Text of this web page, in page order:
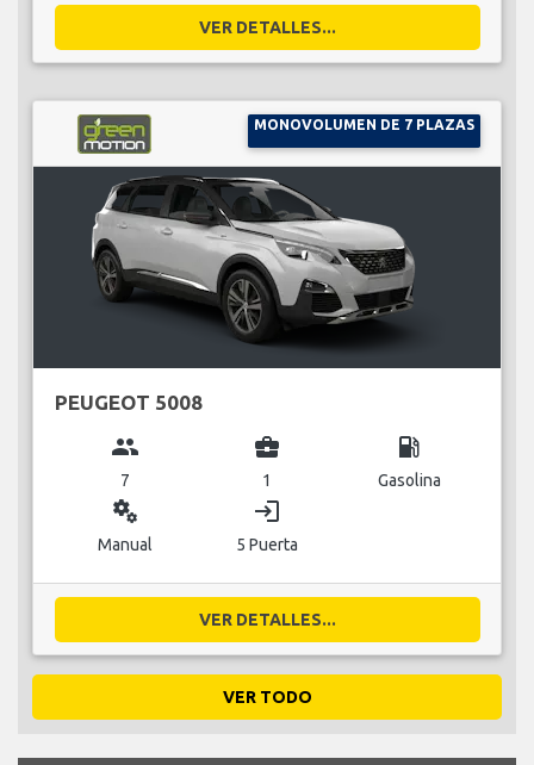
VER DETALLES...
MONOVOLUMEN DE 7 PLAZAS
PEUGEOT 5008
group
7
business_center
1
local_gas_station
Gasolina
miscellaneous_services
Manual
login
5 Puerta
VER DETALLES...
VER TODO